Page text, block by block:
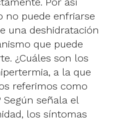
no puede enfriarse
una deshidratación
que puede
¿Cuáles son los
a la que
referimos como
Según señala el
, los síntomas